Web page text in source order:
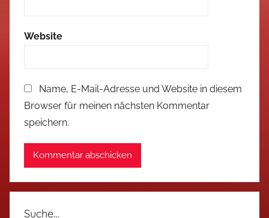
Website
Name, E-Mail-Adresse und Website in diesem
Browser für meinen nächsten Kommentar
speichern.
Suche…